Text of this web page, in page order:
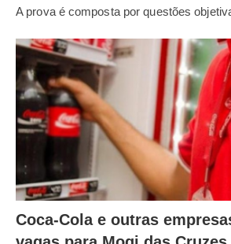
A prova é composta por questões
Coca-Cola e outras